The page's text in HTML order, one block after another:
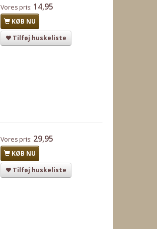
Vores pris: 14,95
KØB NU
Tilføj huskeliste
Vores pris: 29,95
KØB NU
Tilføj huskeliste